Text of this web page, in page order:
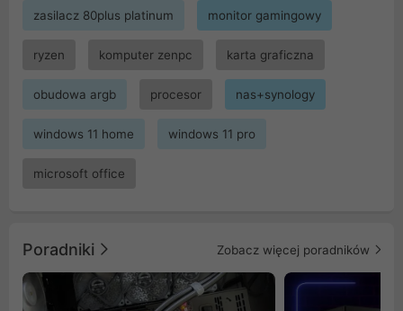
zasilacz 80plus platinum monitor gamingowy
ryzen komputer zenpc karta graficzna
obudowa argb procesor nas+synology
windows 11 home windows 11 pro
microsoft office
Poradniki Zobacz więcej poradników